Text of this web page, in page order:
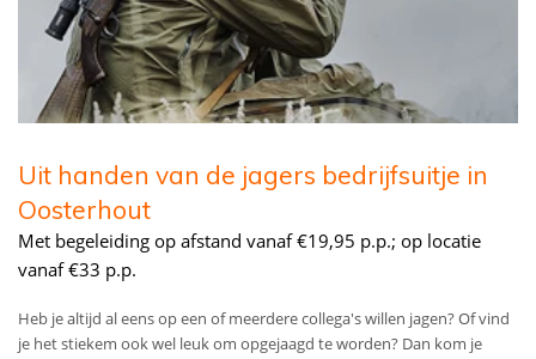
Uit handen van de jagers bedrijfsuitje in
Oosterhout
Met begeleiding op afstand vanaf €19,95 p.p.; op locatie
vanaf €33 p.p.
Heb je altijd al eens op een of meerdere collega's willen jagen? Of vind
je het stiekem ook wel leuk om opgejaagd te worden? Dan kom je